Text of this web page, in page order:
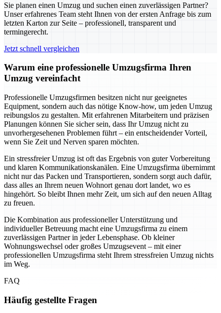
Sie planen einen Umzug und suchen einen zuverlässigen Partner?
Unser erfahrenes Team steht Ihnen von der ersten Anfrage bis zum
letzten Karton zur Seite – professionell, transparent und
termingerecht.
Jetzt schnell vergleichen
Warum eine professionelle Umzugsfirma Ihren
Umzug vereinfacht
Professionelle Umzugsfirmen besitzen nicht nur geeignetes
Equipment, sondern auch das nötige Know-how, um jeden Umzug
reibungslos zu gestalten. Mit erfahrenen Mitarbeitern und präzisen
Planungen können Sie sicher sein, dass Ihr Umzug nicht zu
unvorhergesehenen Problemen führt – ein entscheidender Vorteil,
wenn Sie Zeit und Nerven sparen möchten.
Ein stressfreier Umzug ist oft das Ergebnis von guter Vorbereitung
und klaren Kommunikationskanälen. Eine Umzugsfirma übernimmt
nicht nur das Packen und Transportieren, sondern sorgt auch dafür,
dass alles an Ihrem neuen Wohnort genau dort landet, wo es
hingehört. So bleibt Ihnen mehr Zeit, um sich auf den neuen Alltag
zu freuen.
Die Kombination aus professioneller Unterstützung und
individueller Betreuung macht eine Umzugsfirma zu einem
zuverlässigen Partner in jeder Lebensphase. Ob kleiner
Wohnungswechsel oder großes Umzugsevent – mit einer
professionellen Umzugsfirma steht Ihrem stressfreien Umzug nichts
im Weg.
FAQ
Häufig gestellte Fragen